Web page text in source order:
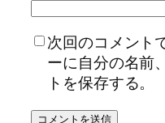
次回のコメント
ーに自分の名前
トを保存する。